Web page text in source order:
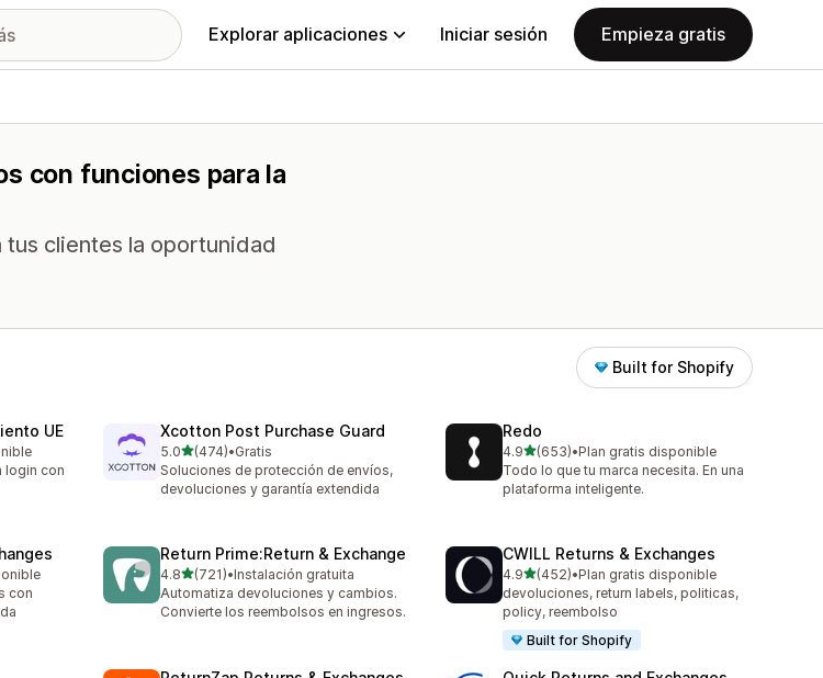
Explorar aplicaciones Iniciar sesión Empieza gratis
con funciones para la
tus clientes la oportunidad
Built for Shopify
UE
login con
Xcotton Post Purchase Guard
5.0de 5 estrellas
(474)
474 reseñas en total
•Gratis
Soluciones de protección de envíos,
devoluciones y garantía extendida
Redo
4.9de 5 estrellas
(653)
653 reseñas en total
•Plan gratis disponible
Todo lo que tu marca necesita. En una
plataforma inteligente.
con
Return Prime:Return & Exchange
4.8de 5 estrellas
(721)
721 reseñas en total
•Instalación gratuita
Automatiza devoluciones y cambios.
Convierte los reembolsos en ingresos.
CWILL Returns & Exchanges
4.9de 5 estrellas
(452)
452 reseñas en total
•Plan gratis disponible
devoluciones, return labels, politicas,
policy, reembolso
Built for Shopify